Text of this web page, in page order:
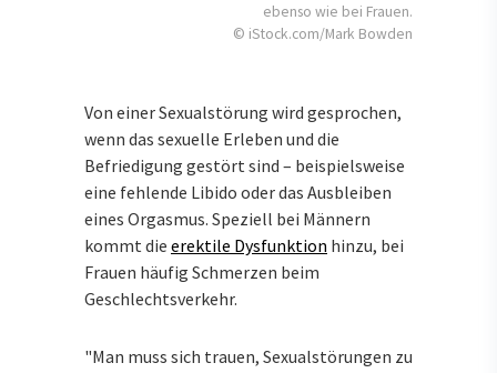
ebenso wie bei Frauen.
© iStock.com/Mark Bowden
Von einer Sexualstörung wird gesprochen,
wenn das sexuelle Erleben und die
Befriedigung gestört sind – beispielsweise
eine fehlende Libido oder das Ausbleiben
eines Orgasmus. Speziell bei Männern
kommt die erektile Dysfunktion hinzu, bei
Frauen häufig Schmerzen beim
Geschlechtsverkehr.
"Man muss sich trauen, Sexualstörungen zu